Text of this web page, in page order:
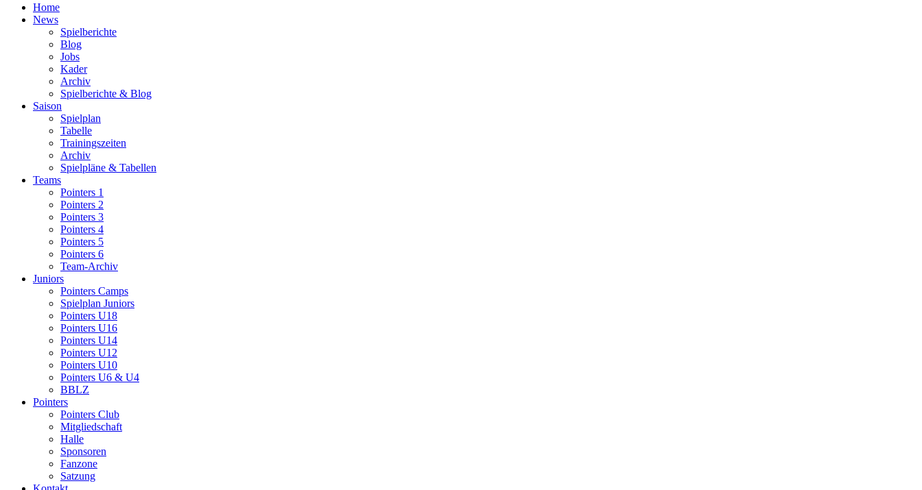
Home
News
Spielberichte
Blog
Jobs
Kader
Archiv
Spielberichte & Blog
Saison
Spielplan
Tabelle
Trainingszeiten
Archiv
Spielpläne & Tabellen
Teams
Pointers 1
Pointers 2
Pointers 3
Pointers 4
Pointers 5
Pointers 6
Team-Archiv
Juniors
Pointers Camps
Spielplan Juniors
Pointers U18
Pointers U16
Pointers U14
Pointers U12
Pointers U10
Pointers U6 & U4
BBLZ
Pointers
Pointers Club
Mitgliedschaft
Halle
Sponsoren
Fanzone
Satzung